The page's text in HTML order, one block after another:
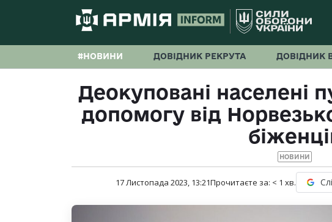
#НОВИНИ ДОВІДНИК РЕКРУТА ДОВІДНИК
Деокуповані населені
допомогу від
НОВИНИ
17 Листопада 2023, 13:21Прочитаєте за: < 1 хв.